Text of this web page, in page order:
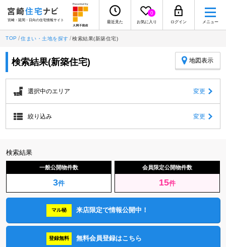
宮崎・延岡・日向の住宅情報サイト 最近見た お気に入り
0
ログイン メニュー
TOP 住まい・土地を探す 検索結果(新築住宅)
検索結果(新築住宅) 地図表示
選択中のエリア 変更
絞り込み 変更
検索結果
一般公開物件数
3件
会員限定公開物件数
15件
マル秘 来店限定で情報公開中！
登録無料 無料会員登録はこちら